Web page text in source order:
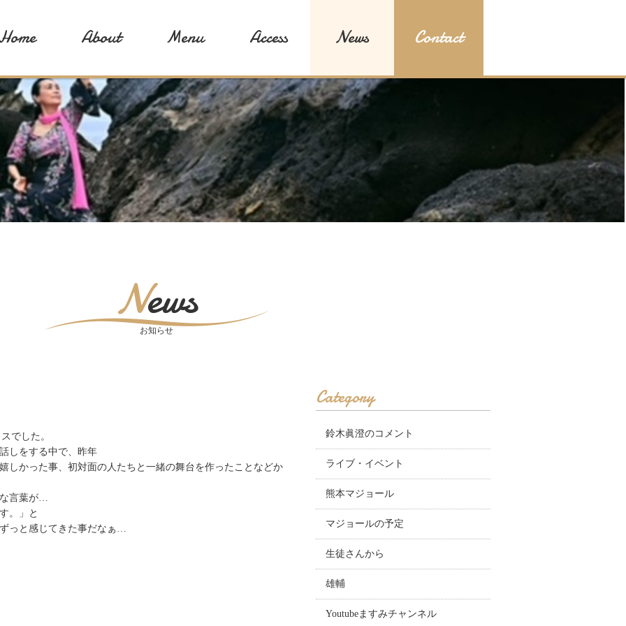
About Menu Access News Contact
News
お知らせ
でした。
しをする中で、昨年
しかった事、初対面の人たちと一緒の舞台を作ったことなどか
言葉が…
。」と
っと感じてきた事だなぁ…
Category
鈴木眞澄のコメント
ライブ・イベント
熊本マジョール
マジョールの予定
生徒さんから
雄輔
Youtubeますみチャンネル